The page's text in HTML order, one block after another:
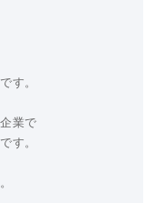
です。
業で
す。